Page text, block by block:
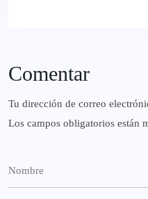
Comentar
Tu dirección de correo
Los campos obligatorios están